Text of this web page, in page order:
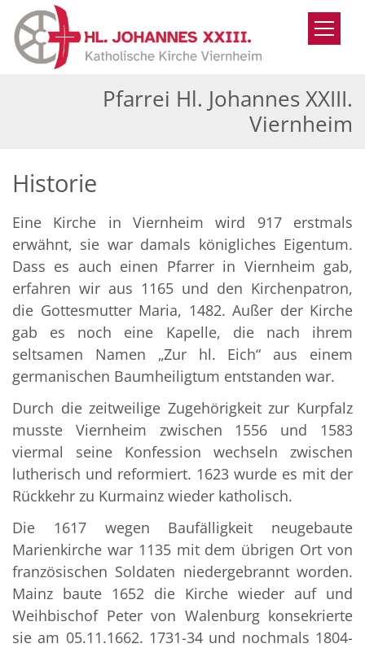
Zum Inhalt springen
Pfarrei Hl. Johannes XXIII.
Viernheim
Historie
Eine Kirche in Viernheim wird 917 erstmals
erwähnt, sie war damals königliches Eigentum.
Dass es auch einen Pfarrer in Viernheim gab,
erfahren wir aus 1165 und den Kirchenpatron,
die Gottesmutter Maria, 1482. Außer der Kirche
gab es noch eine Kapelle, die nach ihrem
seltsamen Namen „Zur hl. Eich“ aus einem
germanischen Baumheiligtum entstanden war.
Durch die zeitweilige Zugehörigkeit zur Kurpfalz
musste Viernheim zwischen 1556 und 1583
viermal seine Konfession wechseln zwischen
lutherisch und reformiert. 1623 wurde es mit der
Rückkehr zu Kurmainz wieder katholisch.
Die 1617 wegen Baufälligkeit neugebaute
Marienkirche war 1135 mit dem übrigen Ort von
französischen Soldaten niedergebrannt worden.
Mainz baute 1652 die Kirche wieder auf und
Weihbischof Peter von Walenburg konsekrierte
sie am 05.11.1662. 1731-34 und nochmals 1804-